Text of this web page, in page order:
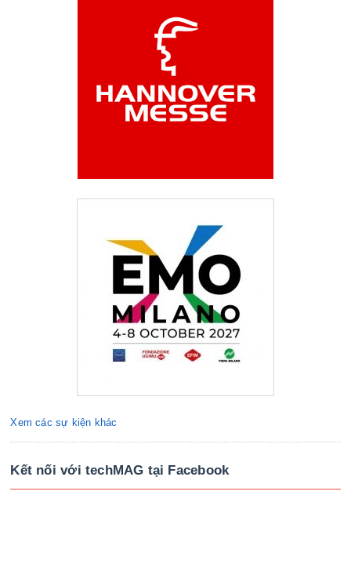
Xem các sự kiện khác
Kết nối với techMAG tại Facebook